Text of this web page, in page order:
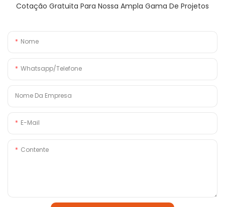
Cotação Gratuita Para Nossa Ampla Gama De Projetos
Nome
Whatsapp/Telefone
Nome Da Empresa
E-Mail
Contente